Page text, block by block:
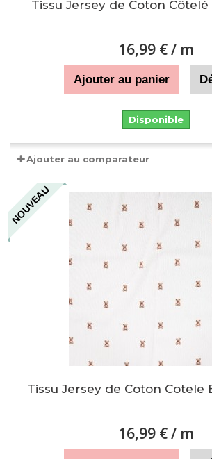
Tissu Jersey de Coton
16,99 €/ m
Ajouter au panier
Disponible
Ajouter au comparateur
NOUVEAU
Tissu Jersey de Coton Cotele
16,99 €/ m